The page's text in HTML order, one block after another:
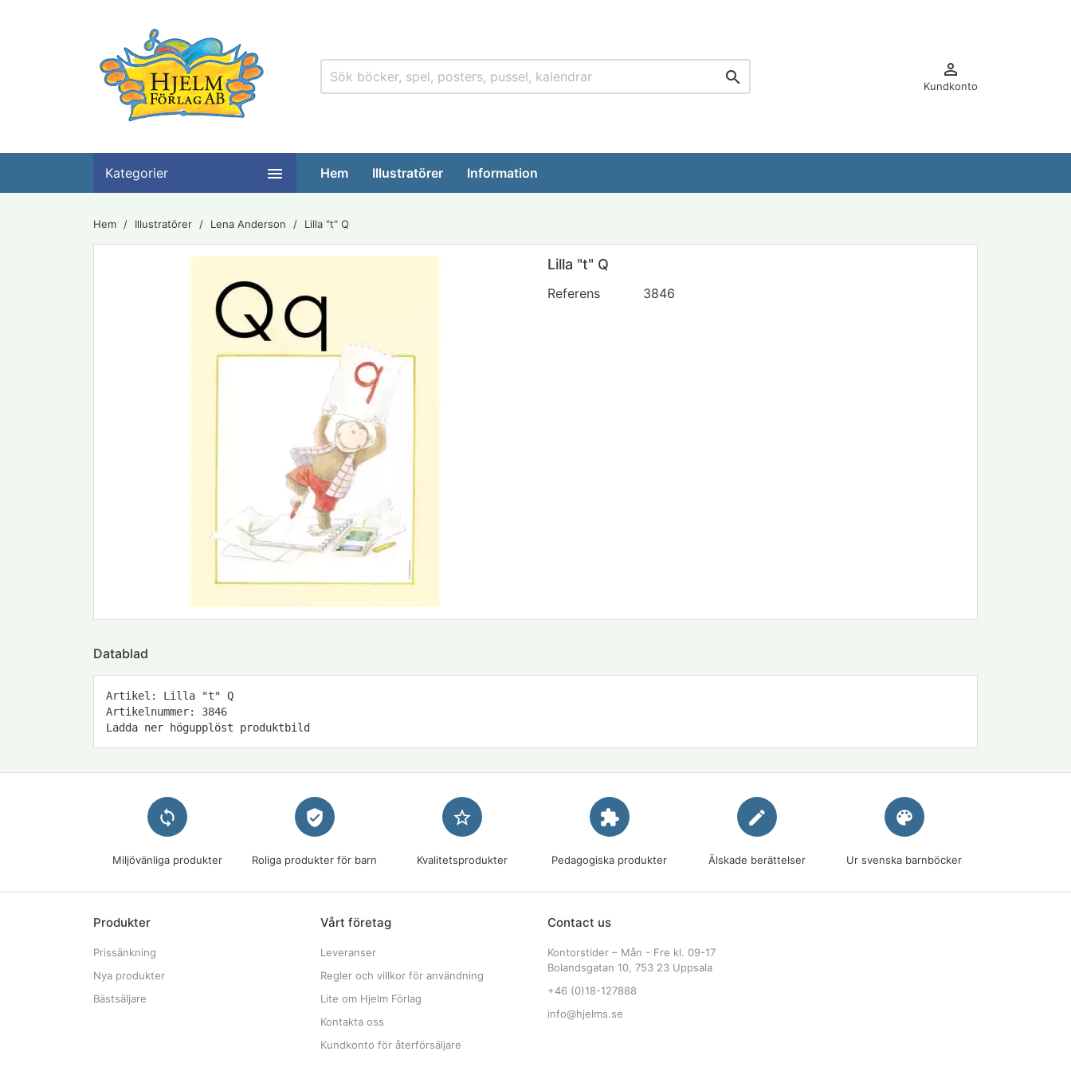
 
Kundkonto
Kategorier  Hem Illustratörer Information
Hem Illustratörer Lena Anderson Lilla "t" Q
Lilla "t" Q
Referens 3846
Datablad
Artikel: Lilla "t" Q
Artikelnummer: 3846
Ladda ner högupplöst produktbild
loop
Miljövänliga produkter
verified_user
Roliga produkter för barn
star_border
Kvalitetsprodukter
extension
Pedagogiska produkter
edit
Älskade berättelser
palette
Ur svenska barnböcker
Produkter
Prissänkning
Nya produkter
Bästsäljare
Vårt företag
Leveranser
Regler och villkor för användning
Lite om Hjelm Förlag
Kontakta oss
Kundkonto för återförsäljare
Contact us
Kontorstider – Mån - Fre kl. 09-17
Bolandsgatan 10, 753 23 Uppsala
+46 (0)18-127888
info@hjelms.se